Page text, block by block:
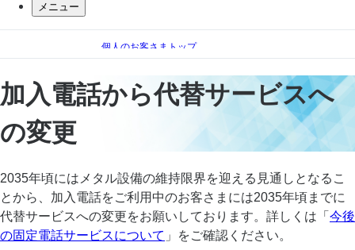
メニュー
個人のお客さまトップ
電話
加入電話から代替サービスへの変更
加入電話から代替サービスへ
の変更
2035年頃にはメタル設備の維持限界を迎える見通しとなるこ
とから、加入電話をご利用中のお客さまには2035年頃までに
代替サービスへの変更をお願いしております。詳しくは「 今後
の固定電話サービスについて 」をご確認ください。